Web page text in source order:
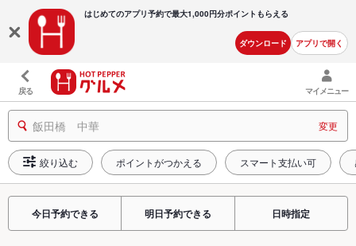
はじめてのアプリ予約で最大1,000円分ポイントもらえる
ダウンロード アプリで開く
戻る マイメニュー
飯田橋 中華 変更
絞り込む ポイントがつかえる スマート支払い可
今日予約できる 明日予約できる 日時指定